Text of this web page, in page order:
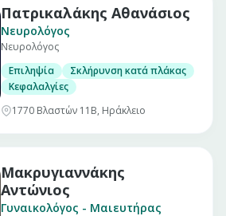
Πατρικαλάκης Αθανάσιος
Νευρολόγος
Νευρολόγος
Επιληψία
Σκλήρυνση κατά πλάκας
Κεφαλαλγίες
1770 Βλαστών 11Β, Ηράκλειο
Μακρυγιαννάκης
Αντώνιος
Γυναικολόγος - Μαιευτήρας